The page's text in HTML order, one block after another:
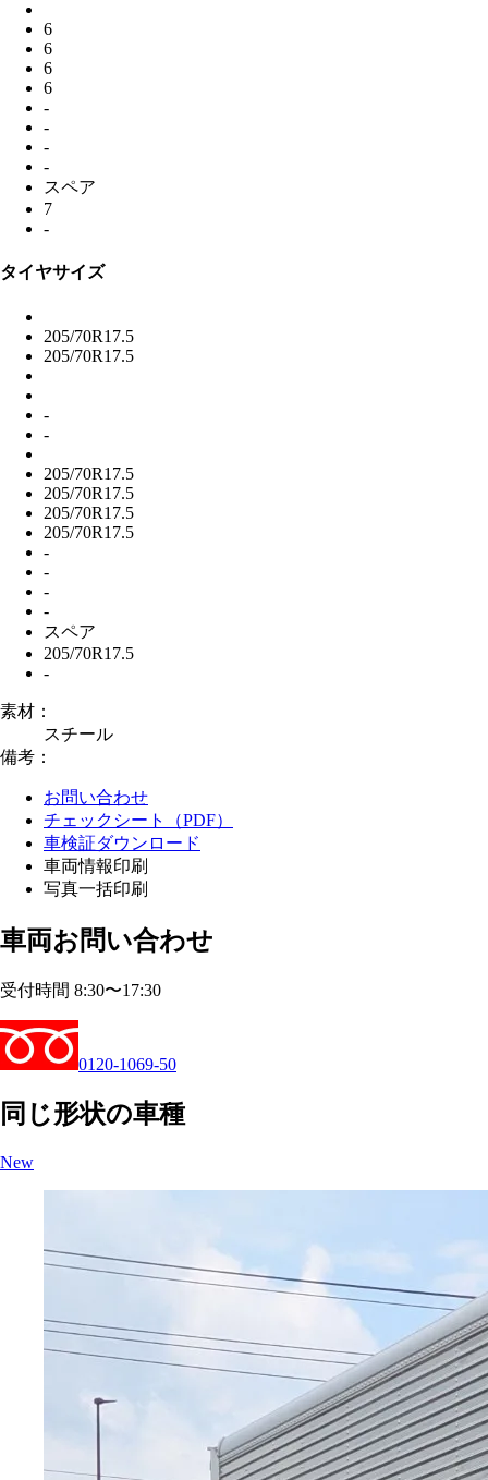
6
6
6
6
-
-
-
-
スペア
7
-
タイヤサイズ
205/70R17.5
205/70R17.5
-
-
205/70R17.5
205/70R17.5
205/70R17.5
205/70R17.5
-
-
-
-
スペア
205/70R17.5
-
素材：
スチール
備考：
お問い合わせ
チェックシート（PDF）
車検証ダウンロード
車両情報印刷
写真一括印刷
車両お問い合わせ
受付時間 8:30〜17:30
0120-1069-50
同じ形状の車種
New